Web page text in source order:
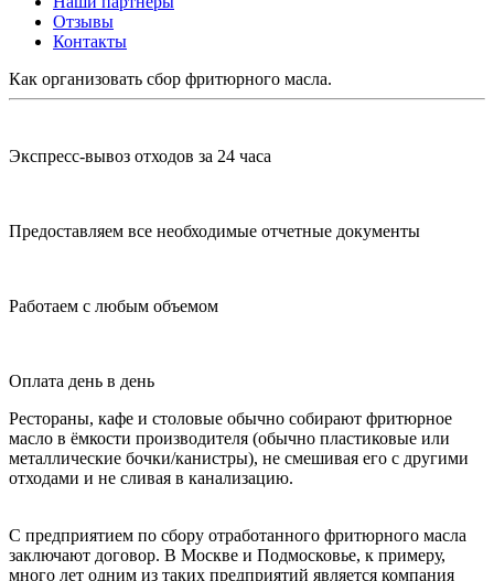
Отзывы
Контакты
Как организовать сбор фритюрного масла.
Экспресс-вывоз отходов за 24 часа
Предоставляем все необходимые отчетные документы
Работаем с любым объемом
Оплата день в день
Рестораны, кафе и столовые обычно собирают фритюрное
масло в ёмкости производителя (обычно пластиковые или
металлические бочки/канистры), не смешивая его с другими
отходами и не сливая в канализацию.​
С предприятием по сбору отработанного фритюрного масла
заключают договор. В Москве и Подмосковье, к примеру,
много лет одним из таких предприятий является компания